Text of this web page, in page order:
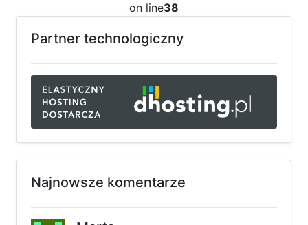
on line38
Partner technologiczny
Najnowsze komentarze